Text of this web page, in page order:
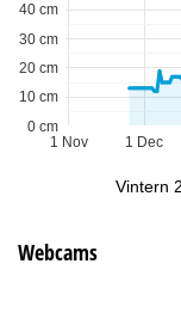
1 Nov 1 Dec
0 cm
10 cm
20 cm
30 cm
40 cm
Vintern
Webcams